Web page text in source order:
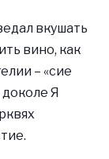
вкушать
вино, как
– «сие
Я